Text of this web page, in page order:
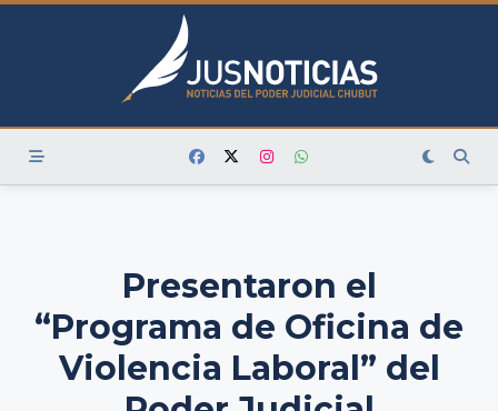
Skip
Presentaron el
“Programa de Oficina de
Violencia Laboral” del